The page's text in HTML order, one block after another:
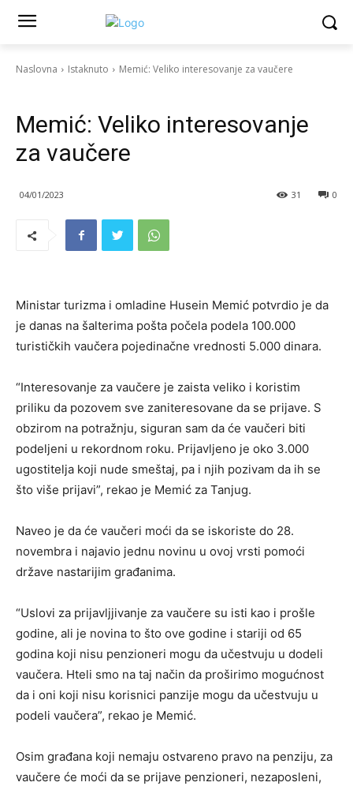
Naslovna Istaknuto Memić: Veliko interesovanje za vaučere
Memić: Veliko interesovanje
za vaučere
04/01/2023 0
31
Ministar turizma i omladine Husein Memić potvrdio je da
je danas na šalterima pošta počela podela 100.000
turističkih vaučera pojedinačne vrednosti 5.000 dinara.
“Interesovanje za vaučere je zaista veliko i koristim
priliku da pozovem sve zaniteresovane da se prijave. S
obzirom na potražnju, siguran sam da će vaučeri biti
podeljeni u rekordnom roku. Prijavljeno je oko 3.000
ugostitelja koji nude smeštaj, pa i njih pozivam da ih se
što više prijavi”, rekao je Memić za Tanjug.
Naveo je da će vaučeri moći da se iskoriste do 28.
novembra i najavio jednu novinu u ovoj vrsti pomoći
države nastarijim građanima.
“Uslovi za prijavljjivanje za vaučere su isti kao i prošle
godine, ali je novina to što ove godine i stariji od 65
godina koji nisu penzioneri mogu da učestvuju u dodeli
vaučera. Hteli smo na taj način da proširimo mogućnost
da i oni koji nisu korisnici panzije mogu da učestvuju u
podeli vaučera”, rekao je Memić.
Osim građana koji nemaju ostvareno pravo na penziju, za
vaučere će moći da se prijave penzioneri, nezaposleni,